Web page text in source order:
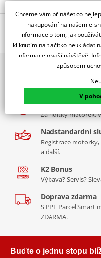
Popis a parametry
Jsme autorizovaný
dealer značky EK +
Řetězová sada - Řetěz EK,
Ocelové kolečko a rozeta
Řetěz 520 SRO6
pádem je nejvhodnější pro
nebo motokrosek. Je zároveň
na trhu má ZST.
KTM 390 Duke, Honda CB 500
Kvalitní O-kroužkový řetěz
řada, ale větší kubatury. Je
2x multibrand
9 značek
díly, to vše v Praze a
Více než 30 let
Za řídítky motorek,
Nadstandardní
Registrace
a další.
K2 Bonus
Výbava? Servis?
Doprava zdarma
S PPL Parcel Smart
ZDARMA.
Buďte o jednu stopu
Chceme vám přinášet co
nakupování na našem e-
informace o tom, jak
kliknutím na tlačítko neukládat
informace o vaší návštěvě.
způsobem
V